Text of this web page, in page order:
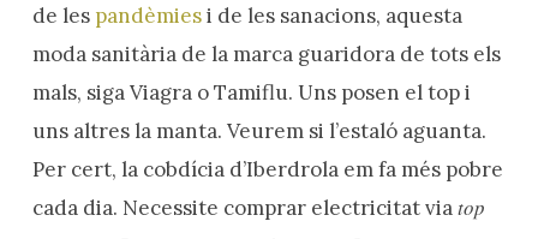
de les pandèmiesi de les sanacions, aquesta
moda sanitària de la marca guaridora de tots els
mals, siga Viagra o Tamiflu. Uns posen el top i
uns altres la manta. Veurem si l’estaló aguanta.
Per cert, la cobdícia d’Iberdrola em fa més pobre
cada dia. Necessite comprar electricitat viatop